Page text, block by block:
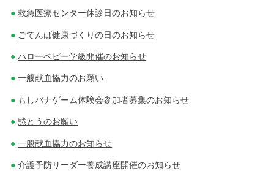
救急医療センター休診日のお知らせ
ごてんば健康づくりの日のお知らせ
ハローベビー学級開催のお知らせ
一般献血協力のお願い
もしバナゲーム体験会参加者募集のお知らせ
黙とうのお願い
一般献血協力のお知らせ
介護予防リーダー養成講座開催のお知らせ